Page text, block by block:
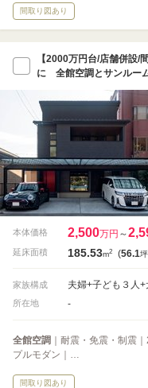
間取り図あり
【2000万円台/店舗併設/
に 全館空調とサンルー
本体価格 2,500万円 ～
延床面積 185.53m2 (56.1坪
家族構成 夫婦+子ども３人
所在地 -
全館空調 ｜耐震・免震・制震
プルモダン｜…
間取り図あり